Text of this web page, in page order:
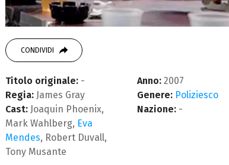
CONDIVIDI
Titolo originale: -
Regia: James Gray
Cast: Joaquin Phoenix,
Mark Wahlberg, Eva
Mendes, Robert Duvall,
Tony Musante
Anno: 2007
Genere: Poliziesco
Nazione: -